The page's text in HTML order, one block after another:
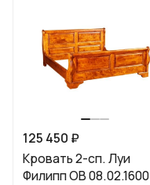
125 450 ₽
Кровать 2-сп. Луи
Филипп ОВ 08.02.1600